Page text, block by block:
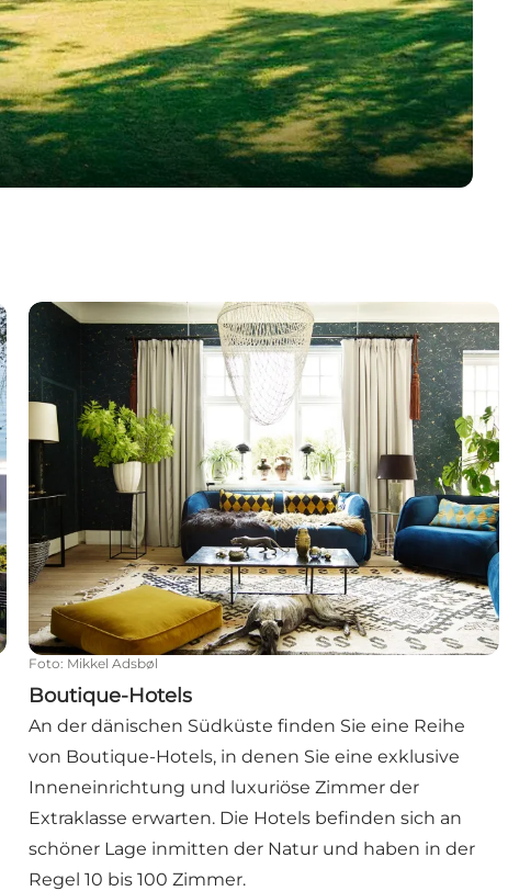
Boutique-Hotels
Foto: Mikkel Adsbøl
Boutique-Hotels
An der dänischen Südküste finden Sie eine Reihe
von Boutique-Hotels, in denen Sie eine exklusive
Inneneinrichtung und luxuriöse Zimmer der
Extraklasse erwarten. Die Hotels befinden sich an
schöner Lage inmitten der Natur und haben in der
Regel 10 bis 100 Zimmer.